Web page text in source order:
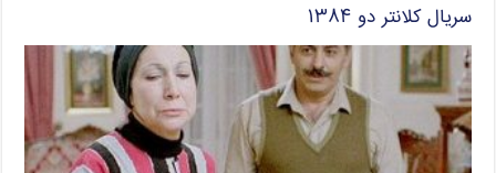
سریال کلانتر دو ۱۳۸۴